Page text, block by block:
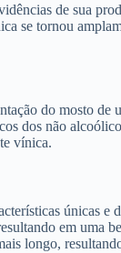
de sua
se tornou
do mosto
dos não
vínica.
únicas
em uma
longo,